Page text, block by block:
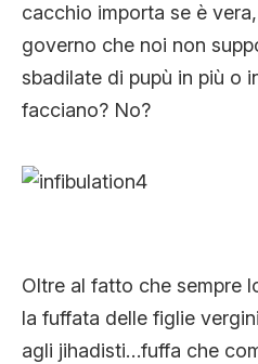
cacchio importa se è
governo che noi non
sbadilate di pupù in più o
facciano? No?
Oltre al fatto che sempre
la fuffata delle figlie
agli jihadisti…fuffa che